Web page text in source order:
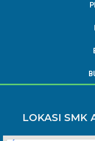
LOKASI SMK